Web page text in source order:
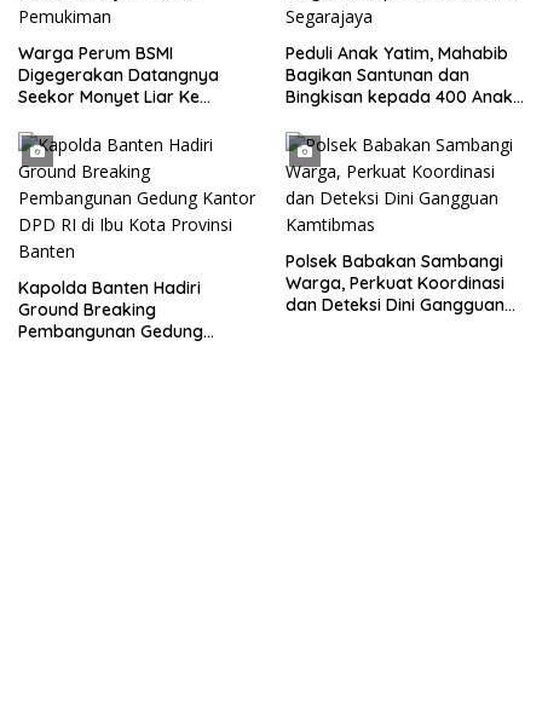
Warga Perum BSMI
Digegerakan Datangnya
Seekor Monyet Liar Ke
Peduli Anak Yatim, Mahabib
Bagikan Santunan dan
Bingkisan kepada 400 Anak
Kapolda Banten Hadiri
Ground Breaking
Pembangunan Gedung
Polsek Babakan Sambangi
Warga, Perkuat Koordinasi
dan Deteksi Dini Gangguan